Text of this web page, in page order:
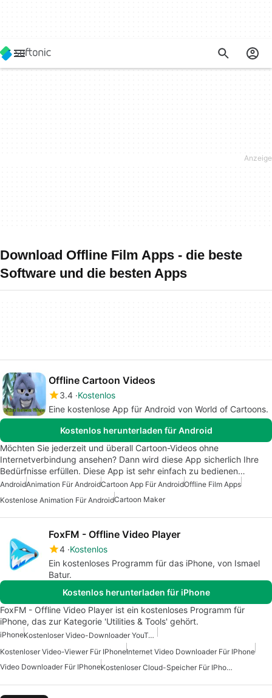
Download Offline Film Apps - die beste
Software und die besten Apps
Offline Cartoon Videos
3.4 Kostenlos
Eine kostenlose App für Android von World of Cartoons.
Kostenlos herunterladen für Android
Möchten Sie jederzeit und überall Cartoon-Videos ohne
Internetverbindung ansehen? Dann wird diese App sicherlich Ihre
Bedürfnisse erfüllen. Diese App ist sehr einfach zu bedienen…
AndroidAnimation Für AndroidCartoon App Für AndroidOffline Film Apps
Kostenlose Animation Für AndroidCartoon Maker
FoxFM - Offline Video Player
4 Kostenlos
Ein kostenloses Programm für das iPhone, von Ismael
Batur.
Kostenlos herunterladen für iPhone
FoxFM - Offline Video Player ist ein kostenloses Programm für
iPhone, das zur Kategorie 'Utilities & Tools' gehört.
iPhone
Kostenloser Video-Downloader YouTube Für IPhone
Kostenloser Video-Viewer Für IPhoneInternet Video Downloader Für IPhone
Video Downloader Für IPhone
Kostenloser Cloud-Speicher Für IPhone